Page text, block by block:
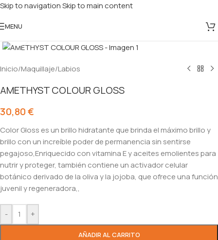
Skip to navigationSkip to main content
MENU
Inicio/Maquillaje/Labios
AMETHYST COLOUR GLOSS
30,80€
Color Gloss es un brillo hidratante que brinda el máximo brillo y
brillo con un increíble poder de permanencia sin sentirse
pegajoso,Enriquecido con vitamina E y aceites emolientes para
nutrir y proteger, también contiene un activador celular
botánico derivado de la oliva y la jojoba, que ofrece una función
juvenil y regeneradora,,
- +
AÑADIR AL CARRITO